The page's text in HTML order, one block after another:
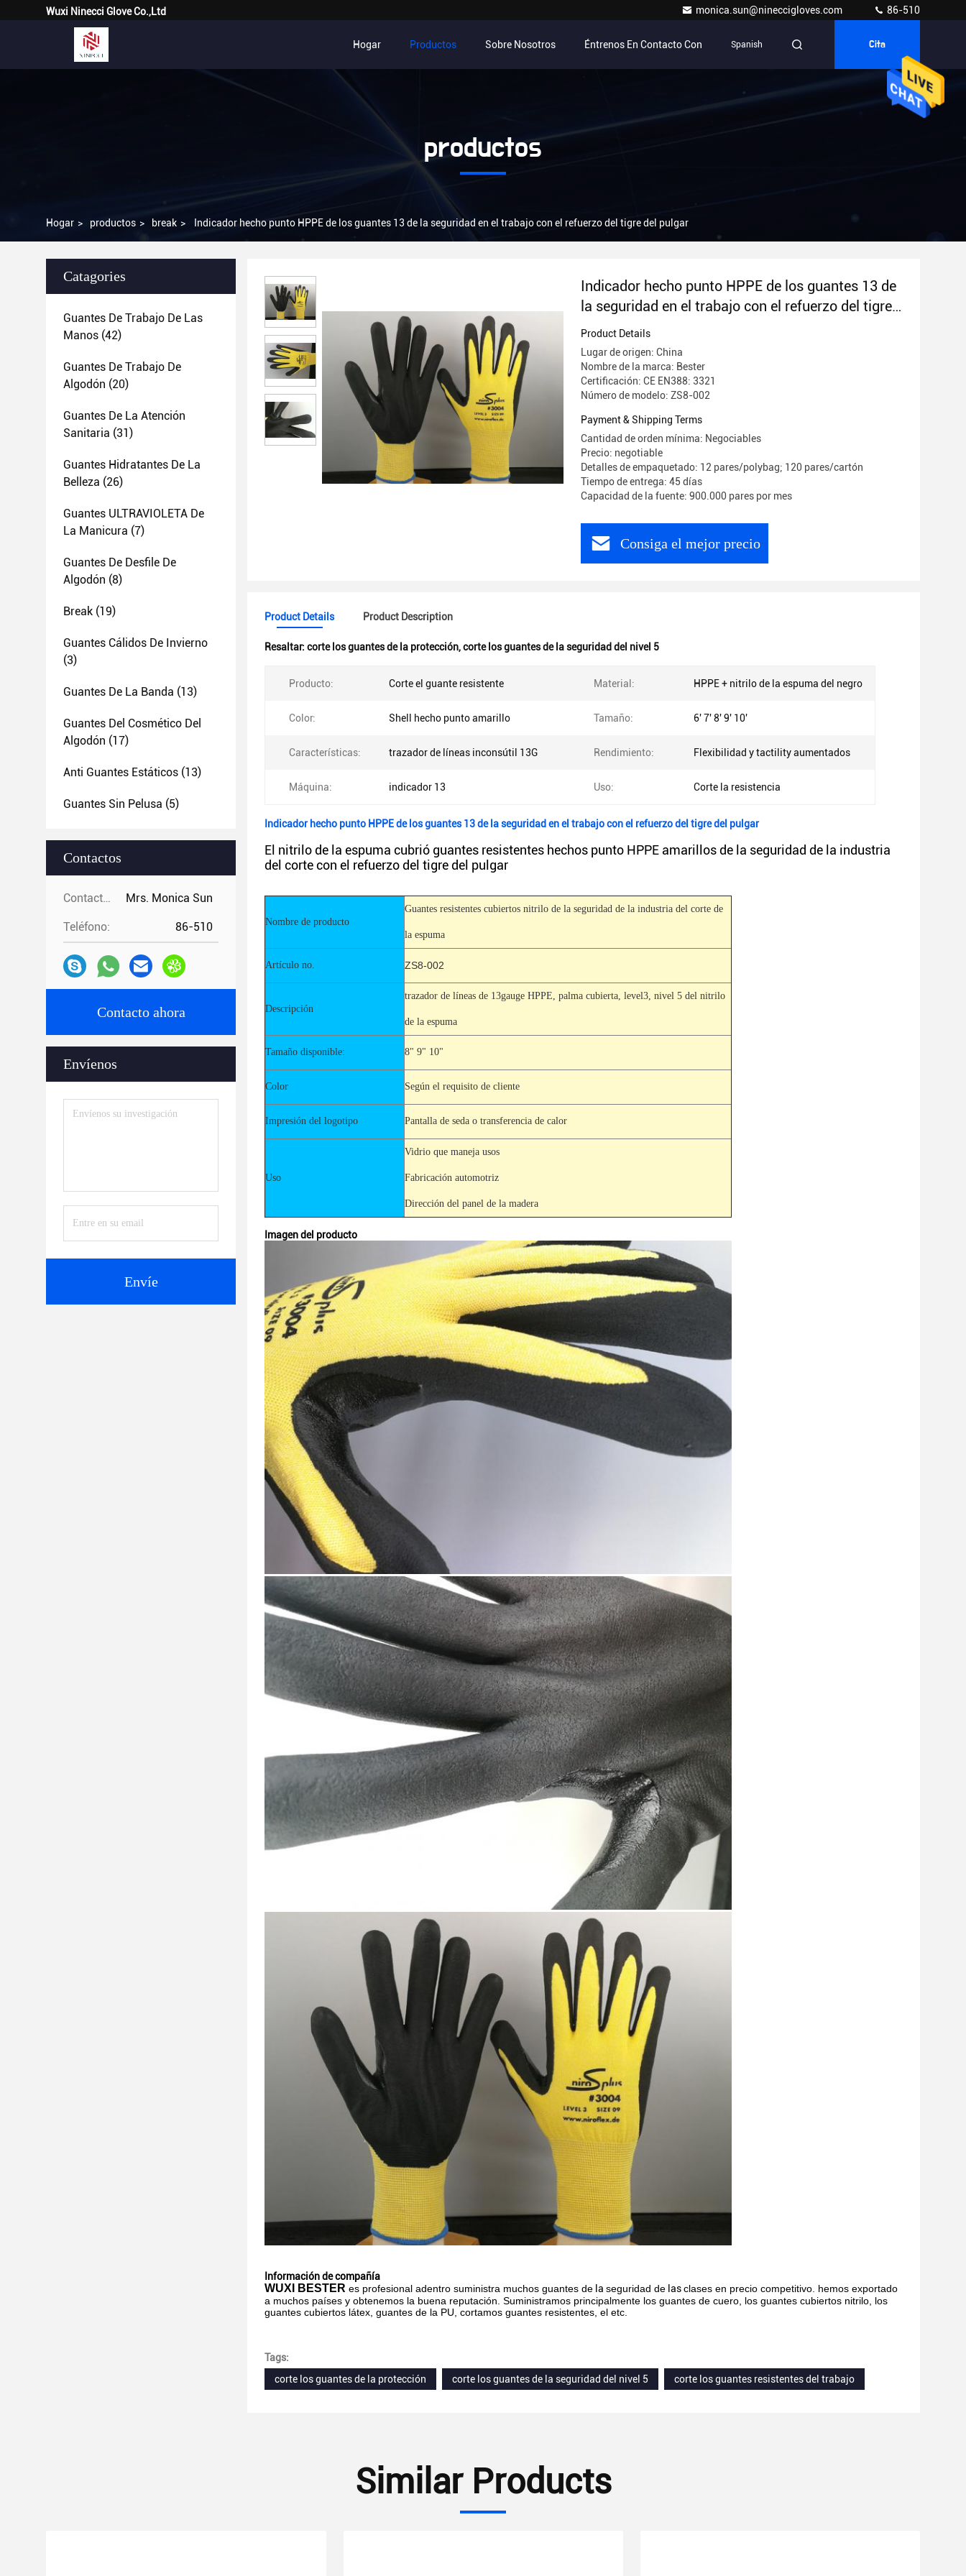
Wuxi Ninecci Glove Co.,Ltd monica.sun@nineccigloves.com 86-510
Hogar Productos Sobre Nosotros Éntrenos En Contacto Con Spanish Cita
productos
Hogar > productos > break > Indicador hecho punto HPPE de los guantes 13 de la seguridad en el trabajo con el refuerzo del tigre del pulgar
Catagories
Guantes De Trabajo De Las
Manos (42)
Guantes De Trabajo De
Algodón (20)
Guantes De La Atención
Sanitaria (31)
Guantes Hidratantes De La
Belleza (26)
Guantes ULTRAVIOLETA De
La Manicura (7)
Guantes De Desfile De
Algodón (8)
Break (19)
Guantes Cálidos De Invierno
(3)
Guantes De La Banda (13)
Guantes Del Cosmético Del
Algodón (17)
Anti Guantes Estáticos (13)
Guantes Sin Pelusa (5)
Contactos
Contactos: Mrs. Monica Sun
Teléfono: 86-510
Contacto ahora
Envíenos
Envíe
Indicador hecho punto HPPE de los guantes 13 de
la seguridad en el trabajo con el refuerzo del tigre
del pulgar
Product Details
Lugar de origen: China
Nombre de la marca: Bester
Certificación: CE EN388: 3321
Número de modelo: ZS8-002
Payment & Shipping Terms
Cantidad de orden mínima: Negociables
Precio: negotiable
Detalles de empaquetado: 12 pares/polybag; 120 pares/cartón
Tiempo de entrega: 45 días
Capacidad de la fuente: 900.000 pares por mes
Consiga el mejor precio
Product Details Product Description
Resaltar: corte los guantes de la protección,corte los guantes de la seguridad del nivel 5
Producto: Corte el guante resistente Material: HPPE + nitrilo de la espuma del negro
Color: Shell hecho punto amarillo Tamaño: 6' 7' 8' 9' 10'
Características: trazador de líneas inconsútil 13G Rendimiento: Flexibilidad y tactility aumentados
Máquina: indicador 13 Uso: Corte la resistencia
Indicador hecho punto HPPE de los guantes 13 de la seguridad en el trabajo con el refuerzo del tigre del pulgar
El nitrilo de la espuma cubrió guantes resistentes hechos punto HPPE amarillos de la seguridad de la industria
del corte con el refuerzo del tigre del pulgar
Nombre de producto
Guantes resistentes cubiertos nitrilo de la seguridad de la industria del corte de
la espuma
Artículo no. ZS8-002
Descripción
trazador de líneas de 13gauge HPPE, palma cubierta, level3, nivel 5 del nitrilo
de la espuma
Tamaño disponible: 8" 9" 10"
Color Según el requisito de cliente
Impresión del logotipo Pantalla de seda o transferencia de calor
Uso
Vidrio que maneja usos
Fabricación automotriz
Dirección del panel de la madera
Imagen del producto
Información de compañía
WUXI BESTER es profesional adentro suministra muchos guantes de la seguridad de lasclases en precio competitivo. hemos exportado
a muchos países y obtenemos la buena reputación. Suministramos principalmente los guantes de cuero, los guantes cubiertos nitrilo, los
guantes cubiertos látex, guantes de la PU, cortamos guantes resistentes, el etc.
Tags:
corte los guantes de la protección
corte los guantes de la seguridad del nivel 5 corte los guantes resistentes del trabajo
Similar Products